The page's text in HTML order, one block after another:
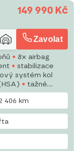
149 990 Kč
Zavolat
8x airbag
stabilizace
systém kol
tažné
klimatizace
406 km